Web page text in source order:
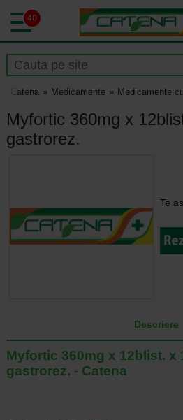
40
Catena Medicamente Medicamente
Myfortic 360mg x
gastrorez.
Te
Descriere
Myfortic 360mg x 12blist. x
gastrorez. - Catena